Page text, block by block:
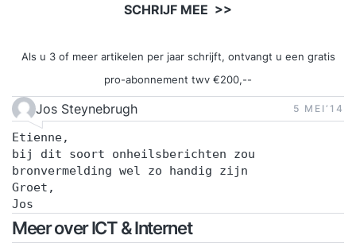
SCHRIJF MEE >>
Als u 3 of meer artikelen per jaar schrijft, ontvangt u een gratis
pro-abonnement twv €200,--
Jos Steynebrugh 5 MEI‘14
Etienne,
bij dit soort onheilsberichten zou
bronvermelding wel zo handig zijn
Groet,
Jos
Meer over ICT & Internet